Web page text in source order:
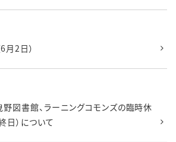
月2日）
図書館、ラーニングコモンズの臨時休
日）について